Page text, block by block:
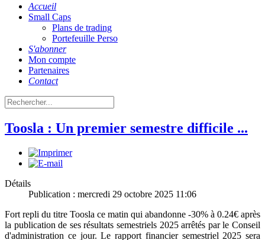
Accueil
Small Caps
Plans de trading
Portefeuille Perso
S'abonner
Mon compte
Partenaires
Contact
Toosla : Un premier semestre difficile ...
Détails
Publication : mercredi 29 octobre 2025 11:06
Fort repli du titre Toosla ce matin qui abandonne -30% à 0.24€ après
la publication de ses résultats semestriels 2025 arrêtés par le Conseil
d'administration ce jour. Le rapport financier semestriel 2025 sera